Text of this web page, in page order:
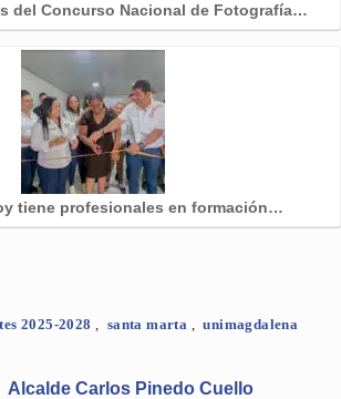
del Concurso Nacional de Fotografía…
tiene profesionales en formación…
2025-2028 , santa marta , unimagdalena
Alcalde Carlos Pinedo Cuello